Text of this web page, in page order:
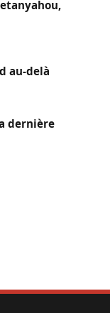
au-delà
dernière